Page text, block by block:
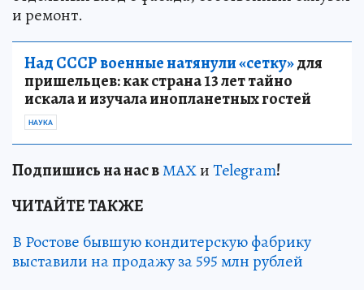
и ремонт.
Над СССР военные натянули «сетку»для
пришельцев: как страна 13 лет тайно
искала и изучала инопланетных гостей
НАУКА
Подпишись на нас вМАХиTelegram!
ЧИТАЙТЕ ТАКЖЕ
В Ростове бывшую кондитерскую фабрику
выставили на продажу за 595 млн рублей